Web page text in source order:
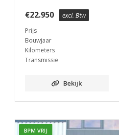
€22.950 excl. Btw
Prijs
Bouwjaar
Kilometers
Transmissie
Bekijk
BPM VRIJ